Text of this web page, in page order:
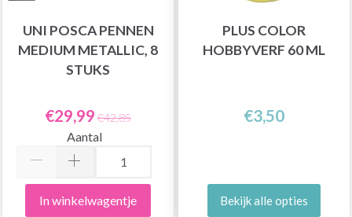
UNI POSCA PENNEN
MEDIUM METALLIC, 8
STUKS
€29,99 €42,85
Aantal
In winkelwagentje
PLUS COLOR
HOBBYVERF 60 ML
€3,50
Bekijk alle opties